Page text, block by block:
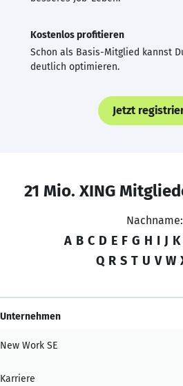
Kostenlos profitieren
Schon als Basis-Mitglied kannst
deutlich optimieren.
Jetzt
21 Mio. XING
Nachname:
A B C D E F G H I J K
Q R S T U V W
Unternehmen
New Work SE
Karriere